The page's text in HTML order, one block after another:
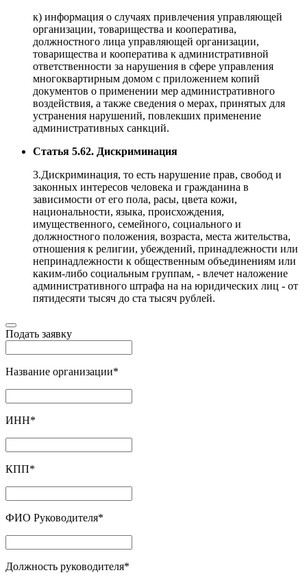
к) информация о случаях привлечения управляющей
организации, товарищества и кооператива,
должностного лица управляющей организации,
товарищества и кооператива к административной
ответственности за нарушения в сфере управления
многоквартирным домом с приложением копий
документов о применении мер административного
воздействия, а также сведения о мерах, принятых для
устранения нарушений, повлекших применение
административных санкций.
Статья 5.62. Дискриминация
3.Дискриминация, то есть нарушение прав, свобод и
законных интересов человека и гражданина в
зависимости от его пола, расы, цвета кожи,
национальности, языка, происхождения,
имущественного, семейного, социального и
должностного положения, возраста, места жительства,
отношения к религии, убеждений, принадлежности или
непринадлежности к общественным объединениям или
каким-либо социальным группам, - влечет наложение
административного штрафа на на юридических лиц - от
пятидесяти тысяч до ста тысяч рублей.
Подать заявку
Название организации*
ИНН*
КПП*
ФИО Руководителя*
Должность руководителя*